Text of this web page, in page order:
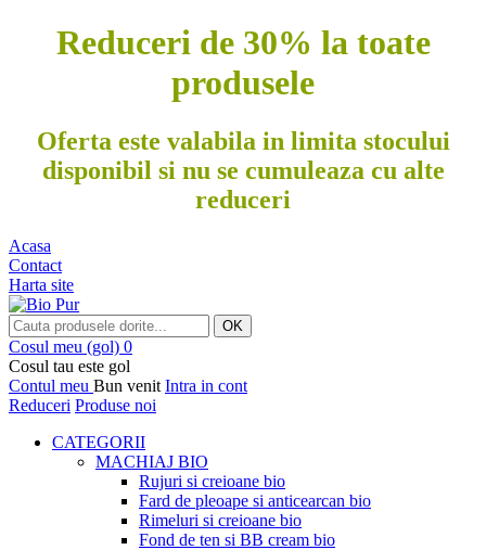
Reduceri de 30% la toate
produsele
Oferta este valabila in limita stocului
disponibil si nu se cumuleaza cu alte
reduceri
Acasa
Contact
Harta site
OK
Cosul meu (gol) 0
Cosul tau este gol
Contul meu Bun venit Intra in cont
Reduceri Produse noi
CATEGORII
MACHIAJ BIO
Rujuri si creioane bio
Fard de pleoape si anticearcan bio
Rimeluri si creioane bio
Fond de ten si BB cream bio